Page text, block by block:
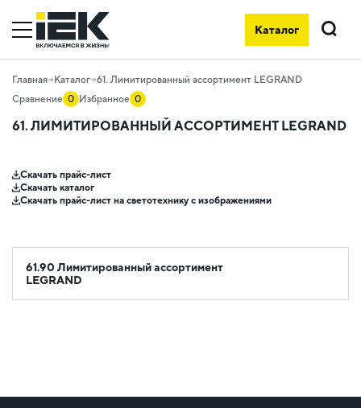
Каталог
Поиск
Главная Каталог 61. Лимитированный ассортимент LEGRAND
Сравнение 0 Избранное 0
61. ЛИМИТИРОВАННЫЙ АССОРТИМЕНТ LEGRAND
Скачать прайс-лист
Скачать каталог
Скачать прайс-лист на светотехнику с изображениями
61.90 Лимитированный ассортимент
LEGRAND